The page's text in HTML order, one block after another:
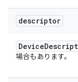
descriptor
Device
場合もあります。